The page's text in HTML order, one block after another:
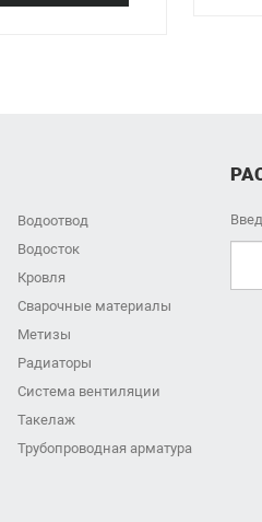
Водоотвод
Водосток
Кровля
Сварочные материалы
Метизы
Радиаторы
Система вентиляции
Такелаж
Трубопроводная арматура